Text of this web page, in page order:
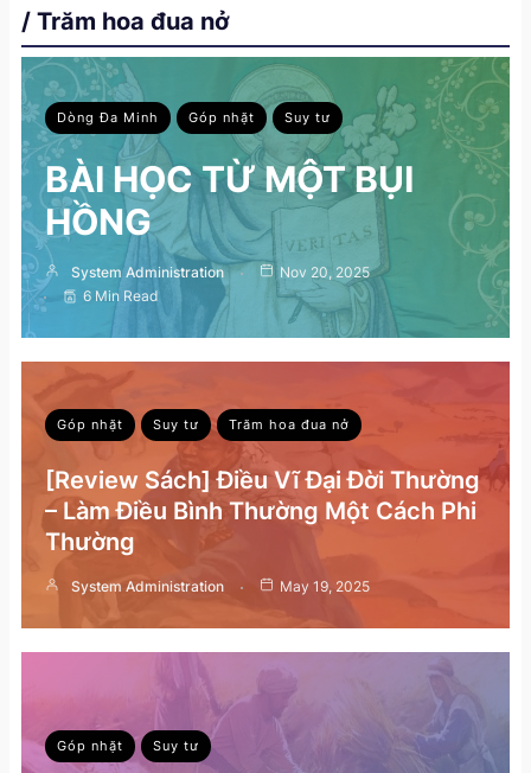
/ Trăm hoa đua nở
Dòng Đa Minh Góp nhặt Suy tư
BÀI HỌC TỪ MỘT BỤI
HỒNG
System Administration
Nov 20, 2025
6 Min Read
Góp nhặt Suy tư Trăm hoa đua nở
[Review Sách] Điều Vĩ Đại Đời Thường
– Làm Điều Bình Thường Một Cách Phi
Thường
System Administration May 19, 2025
Góp nhặt Suy tư